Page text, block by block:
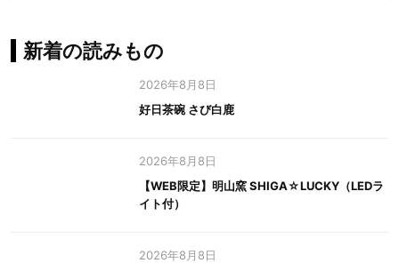
新着の読みもの
2026年8月8日
好日茶碗 さび白鹿
2026年8月8日
【WEB限定】明山窯 SHIGA☆LUCKY（LEDラ
イト付）
2026年8月8日